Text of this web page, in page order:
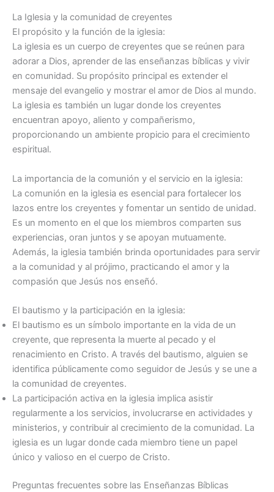
La Iglesia y la comunidad de creyentes
El propósito y la función de la iglesia:
La iglesia es un cuerpo de creyentes que se reúnen para
adorar a Dios, aprender de las enseñanzas bíblicas y vivir
en comunidad. Su propósito principal es extender el
mensaje del evangelio y mostrar el amor de Dios al mundo.
La iglesia es también un lugar donde los creyentes
encuentran apoyo, aliento y compañerismo,
proporcionando un ambiente propicio para el crecimiento
espiritual.
La importancia de la comunión y el servicio en la iglesia:
La comunión en la iglesia es esencial para fortalecer los
lazos entre los creyentes y fomentar un sentido de unidad.
Es un momento en el que los miembros comparten sus
experiencias, oran juntos y se apoyan mutuamente.
Además, la iglesia también brinda oportunidades para servir
a la comunidad y al prójimo, practicando el amor y la
compasión que Jesús nos enseñó.
El bautismo y la participación en la iglesia:
El bautismo es un símbolo importante en la vida de un
creyente, que representa la muerte al pecado y el
renacimiento en Cristo. A través del bautismo, alguien se
identifica públicamente como seguidor de Jesús y se une a
la comunidad de creyentes.
La participación activa en la iglesia implica asistir
regularmente a los servicios, involucrarse en actividades y
ministerios, y contribuir al crecimiento de la comunidad. La
iglesia es un lugar donde cada miembro tiene un papel
único y valioso en el cuerpo de Cristo.
Preguntas frecuentes sobre las Enseñanzas Bíblicas